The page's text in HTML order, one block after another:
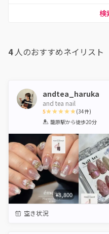
検
4人のおすすめネイリスト
andtea_haruka
and tea nail
5
1 2 3 4 5
(34件)
籠原駅から徒歩20分
¥8,800
空き状況